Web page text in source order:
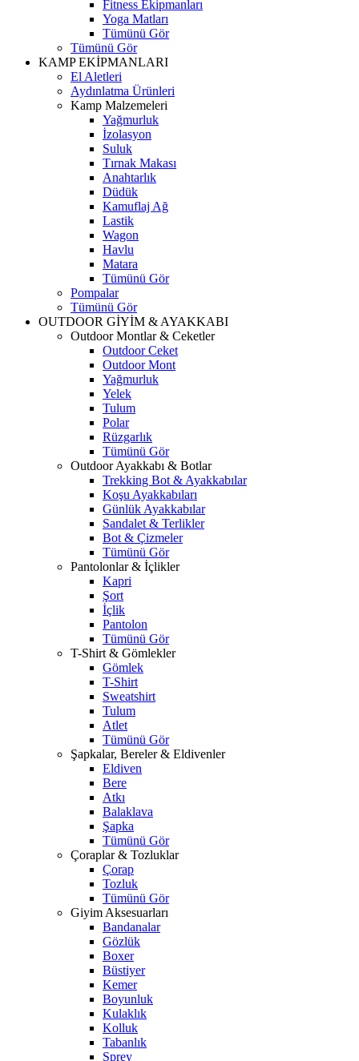
Fitness Ekipmanları
Yoga Matları
Tümünü Gör
Tümünü Gör
KAMP EKİPMANLARI
El Aletleri
Aydınlatma Ürünleri
Kamp Malzemeleri
Yağmurluk
İzolasyon
Suluk
Tırnak Makası
Anahtarlık
Düdük
Kamuflaj Ağ
Lastik
Wagon
Havlu
Matara
Tümünü Gör
Pompalar
Tümünü Gör
OUTDOOR GİYİM & AYAKKABI
Outdoor Montlar & Ceketler
Outdoor Ceket
Outdoor Mont
Yağmurluk
Yelek
Tulum
Polar
Rüzgarlık
Tümünü Gör
Outdoor Ayakkabı & Botlar
Trekking Bot & Ayakkabılar
Koşu Ayakkabıları
Günlük Ayakkabılar
Sandalet & Terlikler
Bot & Çizmeler
Tümünü Gör
Pantolonlar & İçlikler
Kapri
Şort
İçlik
Pantolon
Tümünü Gör
T-Shirt & Gömlekler
Gömlek
T-Shirt
Sweatshirt
Tulum
Atlet
Tümünü Gör
Şapkalar, Bereler & Eldivenler
Eldiven
Bere
Atkı
Balaklava
Şapka
Tümünü Gör
Çoraplar & Tozluklar
Çorap
Tozluk
Tümünü Gör
Giyim Aksesuarları
Bandanalar
Gözlük
Boxer
Büstiyer
Kemer
Boyunluk
Kulaklık
Kolluk
Tabanlık
Sprey